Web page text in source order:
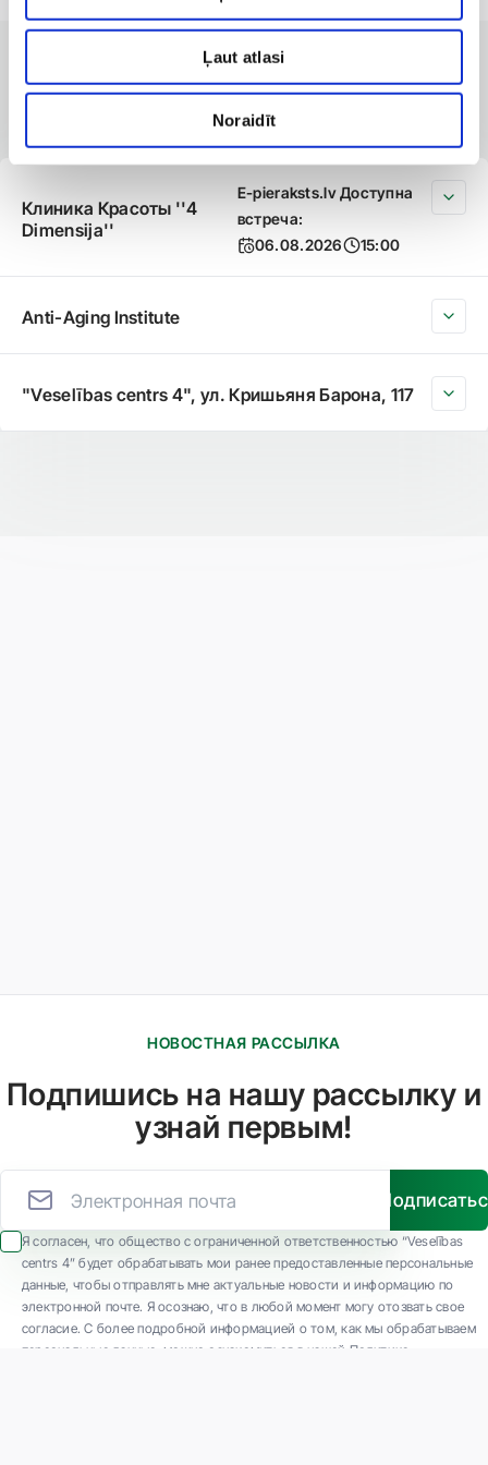
Ļaut atlasi
Noraidīt
Филиалы, где доступна услуга
Клиника Красоты ''4
Dimensija''
E-pieraksts.lv Доступна
встреча:
06.08.2026
15:00
Anti-Aging Institute
"Veselības centrs 4", ул. Кришьяня Барона, 117
НОВОСТНАЯ РАССЫЛКА
Подпишись на нашу рассылку и
узнай первым!
Я согласен, что общество с ограниченной ответственностью “Veselības
centrs 4” будет обрабатывать мои ранее предоставленные персональные
данные, чтобы отправлять мне актуальные новости и информацию по
электронной почте. Я осознаю, что в любой момент могу отозвать свое
согласие. С более подробной информацией о том, как мы обрабатываем
персональные данные, можно ознакомиться в нашей Политике